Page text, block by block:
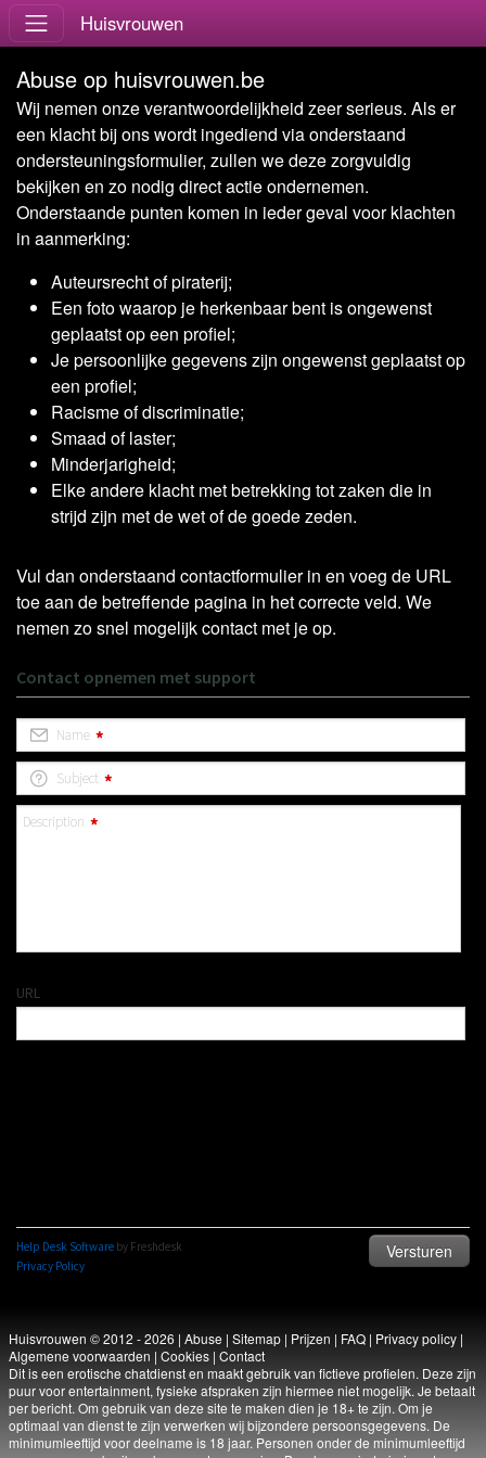
Huisvrouwen
Abuse op huisvrouwen.be
Wij nemen onze verantwoordelijkheid zeer serieus. Als er
een klacht bij ons wordt ingediend via onderstaand
ondersteuningsformulier, zullen we deze zorgvuldig
bekijken en zo nodig direct actie ondernemen.
Onderstaande punten komen in ieder geval voor klachten
in aanmerking:
Auteursrecht of piraterij;
Een foto waarop je herkenbaar bent is ongewenst
geplaatst op een profiel;
Je persoonlijke gegevens zijn ongewenst geplaatst op
een profiel;
Racisme of discriminatie;
Smaad of laster;
Minderjarigheid;
Elke andere klacht met betrekking tot zaken die in
strijd zijn met de wet of de goede zeden.
Vul dan onderstaand contactformulier in en voeg de URL
toe aan de betreffende pagina in het correcte veld. We
nemen zo snel mogelijk contact met je op.
Huisvrouwen © 2012 - 2026 | Abuse| Sitemap| Prijzen | FAQ| Privacy policy|
Algemene voorwaarden | Cookies| Contact
Dit is een erotische chatdienst en maakt gebruik van fictieve profielen. Deze zijn
puur voor entertainment, fysieke afspraken zijn hiermee niet mogelijk. Je betaalt
per bericht. Om gebruik van deze site te maken dien je 18+ te zijn. Om je
optimaal van dienst te zijn verwerken wij bijzondere persoonsgegevens. De
minimumleeftijd voor deelname is 18 jaar. Personen onder de minimumleeftijd